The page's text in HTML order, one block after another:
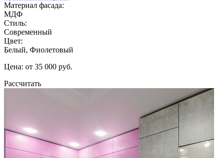
Материал фасада:
МДФ
Стиль:
Современный
Цвет:
Белый, Фиолетовый
Цена: от 35 000 руб.
Рассчитать